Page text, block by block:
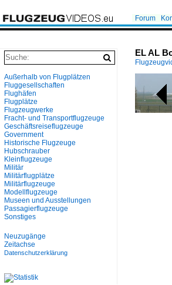
Forum
EL AL
Außerhalb von Flugplätzen
Fluggesellschaften
Flughäfen
Flugplätze
Flugzeugwerke
Fracht- und Transportflugzeuge
Geschäftsreiseflugzeuge
Government
Historische Flugzeuge
Hubschrauber
Kleinflugzeuge
Militär
Militärflugplätze
Militärflugzeuge
Modellflugzeuge
Museen und Ausstellungen
Passagierflugzeuge
Sonstiges
Neuzugänge
Zeitachse
Datenschutzerklärung